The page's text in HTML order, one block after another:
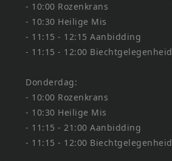
- 10:00 Rozenkrans
- 10:30 Heilige Mis
- 11:15 - 12:15 Aanbidding
- 11:15 - 12:00 Biechtgelegenheid
Donderdag:
- 10:00 Rozenkrans
- 10:30 Heilige Mis
- 11:15 - 21:00 Aanbidding
- 11:15 - 12:00 Biechtgelegenheid